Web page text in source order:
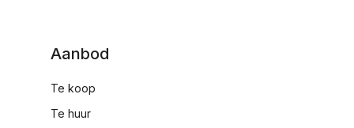
Aanbod
Te koop
Te huur